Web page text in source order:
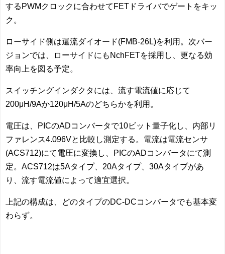
するPWMクロックに合わせてFETドライバでゲートをキッ
ク。
ローサイド側は還流ダイオード(FMB-26L)を利用。次バー
ジョンでは、ローサイドにもNchFETを採用し、更なる効
率向上を図る予定。
スイッチングインダクタには、流す電流値に応じて
200μH/9Aか120μH/5Aのどちらかを利用。
電圧は、PICのADコンバータで10ビット量子化し、内部リ
ファレンス4.096Vと比較し測定する。電流は電流センサ
(ACS712)にて電圧に変換し、PICのADコンバータにて測
定。ACS712は5Aタイプ、20Aタイプ、30Aタイプがあ
り、流す電流値によって適宜選択。
上記の構成は、どのタイプのDC-DCコンバータでも基本変
わらず。